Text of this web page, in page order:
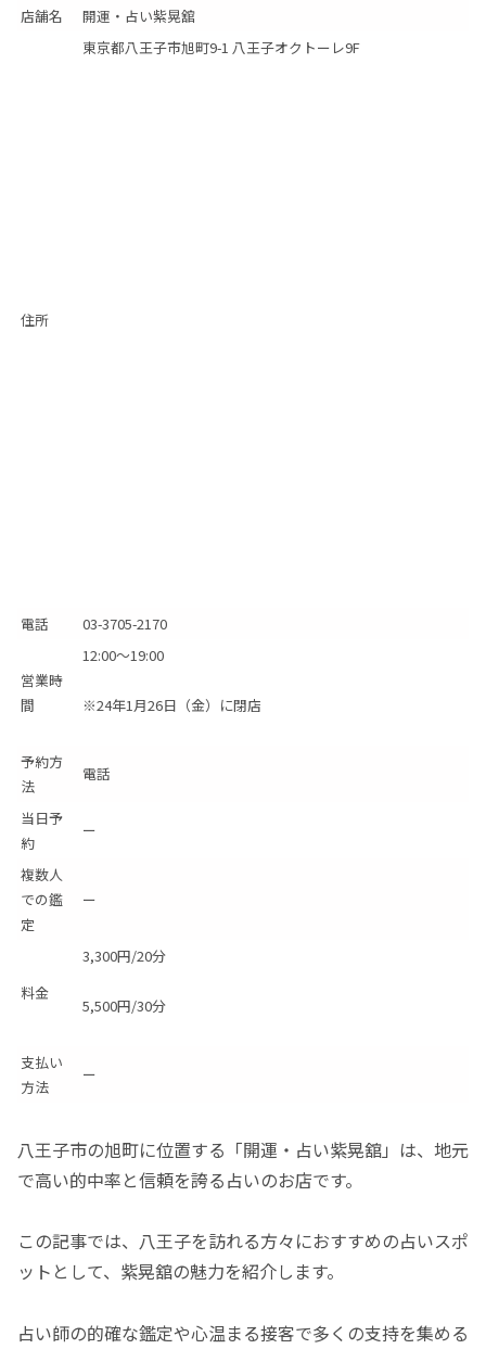
店舗名 開運・占い紫晃舘
住所
東京都八王子市旭町9-1 八王子オクトーレ9F
電話 03-3705-2170
営業時
間
12:00～19:00
※24年1月26日（金）に閉店
予約方
法
電話
当日予
約
ー
複数人
での鑑
定
ー
料金
3,300円/20分
5,500円/30分
支払い
方法
ー
八王子市の旭町に位置する「開運・占い紫晃舘」は、地元
で高い的中率と信頼を誇る占いのお店です。
この記事では、八王子を訪れる方々におすすめの占いスポ
ットとして、紫晃舘の魅力を紹介します。
占い師の的確な鑑定や心温まる接客で多くの支持を集める